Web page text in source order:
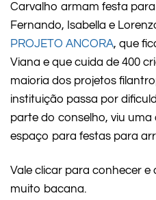
Carvalho armam festa
Fernando, Isabella e
PROJETO ANCORA, que
Viana e que cuida de 400
maioria dos projetos
instituição passa por
parte do conselho, viu
espaço para festas para
Vale clicar para conhecer
muito bacana.